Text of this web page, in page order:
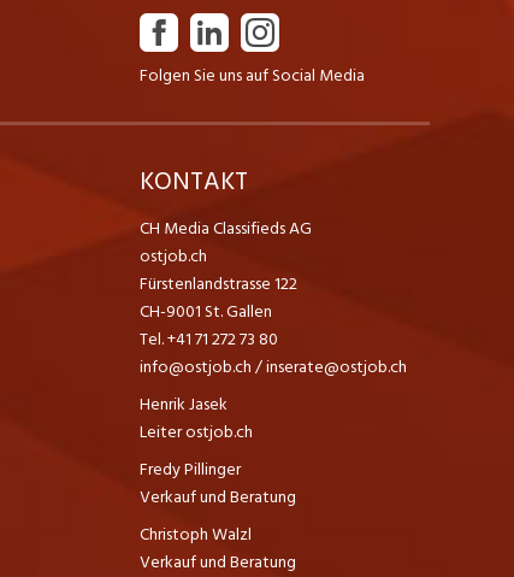
Folgen Sie uns auf Social Media
KONTAKT
CH Media Classifieds AG
ostjob.ch
Fürstenlandstrasse 122
CH-9001 St. Gallen
Tel. +41 71 272 73 80
info@ostjob.ch/inserate@ostjob.ch
Henrik Jasek
Leiter ostjob.ch
Fredy Pillinger
Verkauf und Beratung
Christoph Walzl
Verkauf und Beratung